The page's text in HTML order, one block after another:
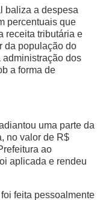
baliza a despesa
percentuais que
receita tributária e
da população do
administração dos
a forma de
uma parte da
no valor de R$
ao
aplicada e rendeu
feita pessoalmente